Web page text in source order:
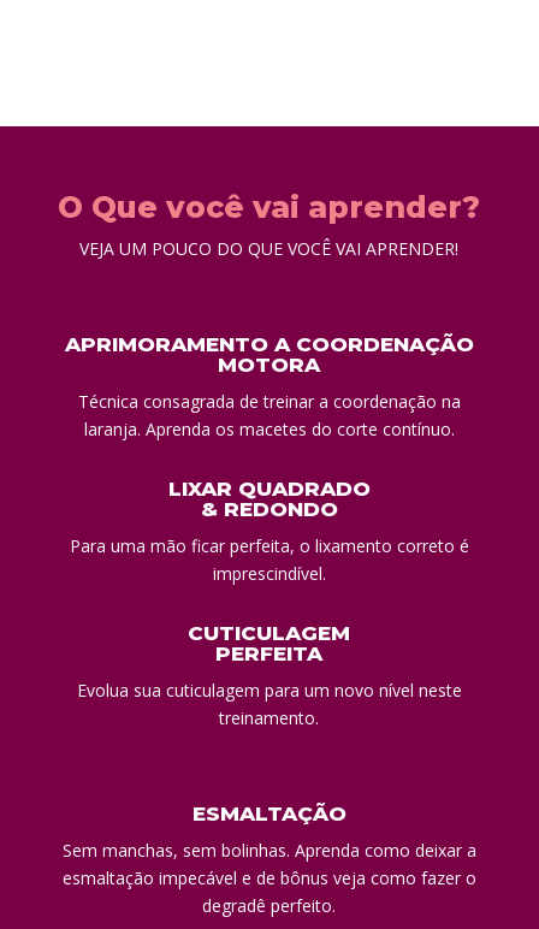
O Que você vai aprender?
VEJA UM POUCO DO QUE VOCÊ VAI APRENDER!
APRIMORAMENTO A COORDENAÇÃO
MOTORA
Técnica consagrada de treinar a coordenação na
laranja. Aprenda os macetes do corte contínuo.
LIXAR QUADRADO
& REDONDO
Para uma mão ficar perfeita, o lixamento correto é
imprescindível.
CUTICULAGEM
PERFEITA
Evolua sua cuticulagem para um novo nível neste
treinamento.
ESMALTAÇÃO
Sem manchas, sem bolinhas. Aprenda como deixar a
esmaltação impecável e de bônus veja como fazer o
degradê perfeito.